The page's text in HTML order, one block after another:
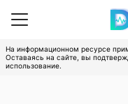
На информационном ресурсе
Оставаясь на сайте, вы
использование.